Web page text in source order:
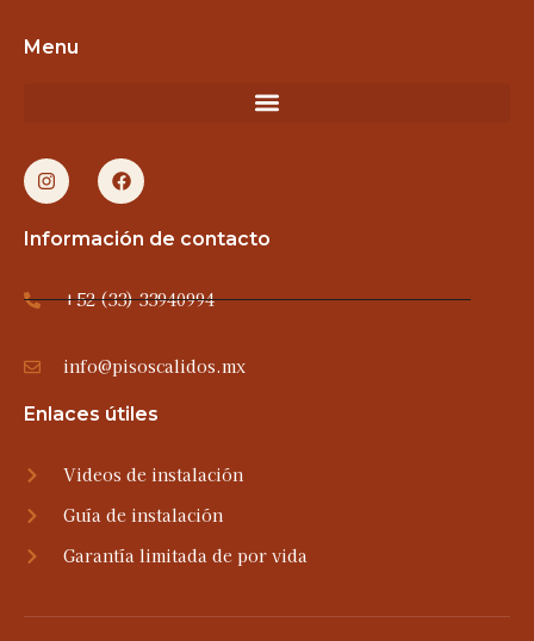
Menu
Información de contacto
+52 (33) 33940994
info@pisoscalidos.mx
Enlaces útiles
Videos de instalación
Guía de instalación
Garantía limitada de por vida